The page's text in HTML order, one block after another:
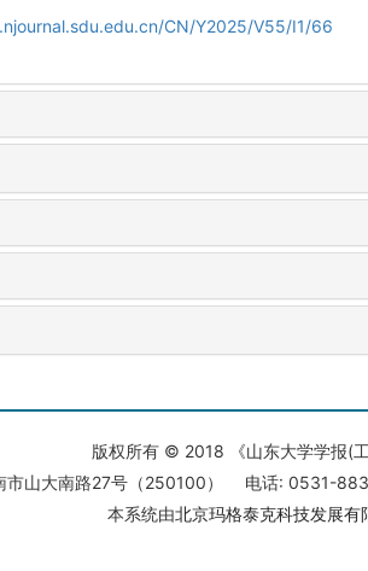
CN/Y2025/V55/I1/66
版权所有 © 2018 《山东大学学报(
市山大南路27号（250100） 电话: 0531-
本系统由北京玛格泰克科技发展有